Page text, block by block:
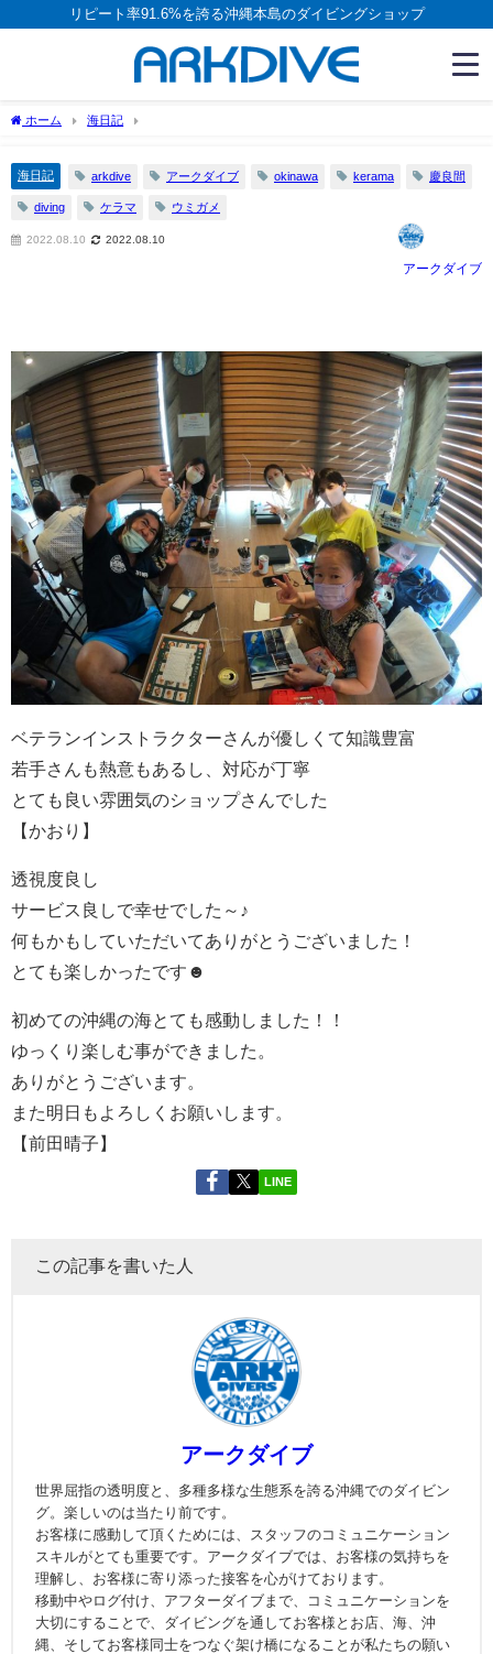
リピート率91.6%を誇る沖縄本島のダイビングショップ
ホーム 海日記
海日記 arkdive アークダイブ okinawa kerama 慶良間
diving ケラマ ウミガメ
2022.08.10 2022.08.10
アークダイブ
ベテランインストラクターさんが優しくて知識豊富
若手さんも熱意もあるし、対応が丁寧
とても良い雰囲気のショップさんでした
【かおり】
透視度良し
サービス良しで幸せでした～♪
何もかもしていただいてありがとうございました！
とても楽しかったです☻
初めての沖縄の海とても感動しました！！
ゆっくり楽しむ事ができました。
ありがとうございます。
また明日もよろしくお願いします。
【前田晴子】
LINE
この記事を書いた人
アークダイブ
世界屈指の透明度と、多種多様な生態系を誇る沖縄でのダイビン
グ。楽しいのは当たり前です。
お客様に感動して頂くためには、スタッフのコミュニケーション
スキルがとても重要です。アークダイブでは、お客様の気持ちを
理解し、お客様に寄り添った接客を心がけております。
移動中やログ付け、アフターダイブまで、コミュニケーションを
大切にすることで、ダイビングを通してお客様とお店、海、沖
縄、そしてお客様同士をつなぐ架け橋になることが私たちの願い